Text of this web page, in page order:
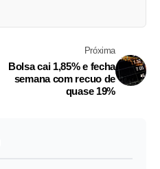
Próxima
Bolsa cai 1,85% e fecha
semana com recuo de
quase 19%